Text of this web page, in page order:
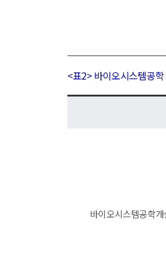
<표2> 바이오시스템공
바이오시스템공학